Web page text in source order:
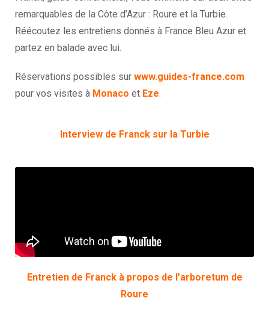
remarquables de la Côte d’Azur : Roure et la Turbie.
Réécoutez les entretiens donnés à France Bleu Azur et
partez en balade avec lui.
Réservations possibles sur www.guides-france.com
pour vos visites à Monaco et Eze.
Interview de Franck sur la Turbie
Entretien de Franck à propos de l’arboretum de
Roure